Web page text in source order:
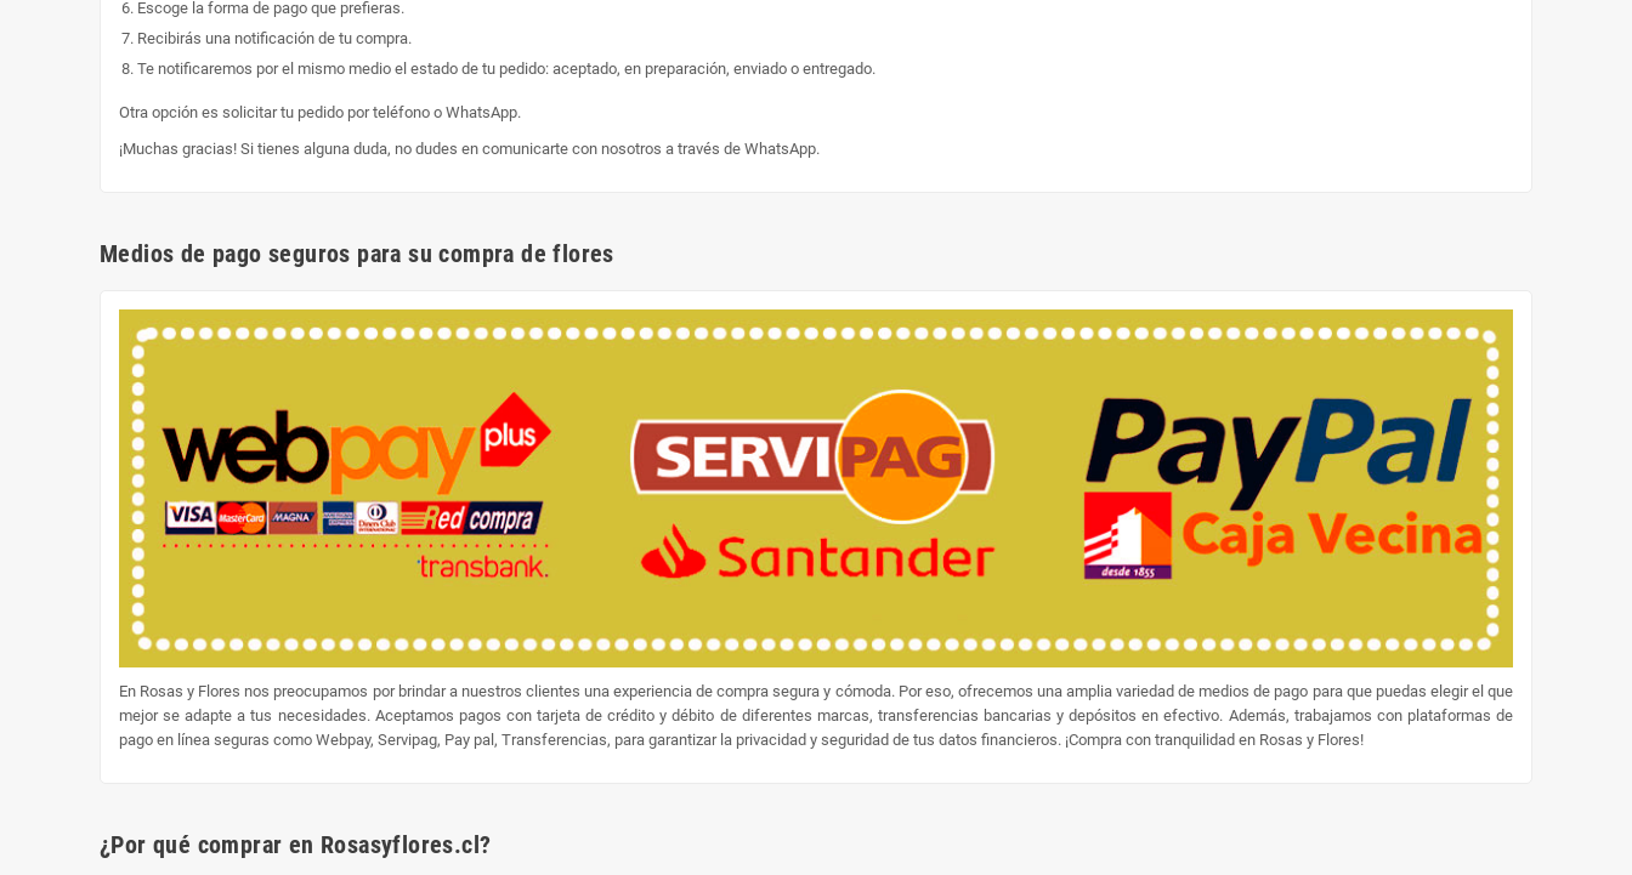
Escoge la forma de pago que prefieras.
Recibirás una notificación de tu compra.
Te notificaremos por el mismo medio el estado de tu pedido: aceptado, en preparación, enviado o entregado.
Otra opción es solicitar tu pedido por teléfono o WhatsApp.
¡Muchas gracias! Si tienes alguna duda, no dudes en comunicarte con nosotros a través de WhatsApp.
Medios de pago seguros para su compra de flores
En Rosas y Flores nos preocupamos por brindar a nuestros clientes una experiencia de compra segura y cómoda. Por eso, ofrecemos una amplia variedad de medios de pago para que puedas elegir el que
mejor se adapte a tus necesidades. Aceptamos pagos con tarjeta de crédito y débito de diferentes marcas, transferencias bancarias y depósitos en efectivo. Además, trabajamos con plataformas de
pago en línea seguras como Webpay, Servipag, Pay pal, Transferencias, para garantizar la privacidad y seguridad de tus datos financieros. ¡Compra con tranquilidad en Rosas y Flores!
¿Por qué comprar en Rosasyflores.cl?